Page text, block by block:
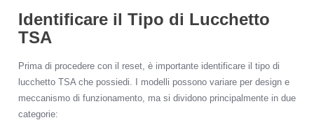
Identificare il Tipo di Lucchetto
TSA
Prima di procedere con il reset, è importante identificare il tipo di
lucchetto TSA che possiedi. I modelli possono variare per design e
meccanismo di funzionamento, ma si dividono principalmente in due
categorie: